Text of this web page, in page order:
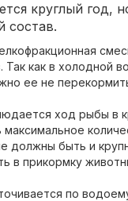
круглый год,
состав.
Так как в холодной
ее не
ход рыбы в
должны быть и
в прикормку
по